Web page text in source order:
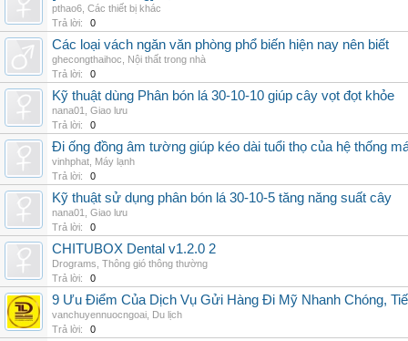
pthao6 Các thiết bị khác
Trả lời:
0
Các loại vách ngăn văn phòng phổ biến hiện nay nên biết
ghecongthaihoc
Nội thất trong nhà
Trả lời:
0
Kỹ thuật dùng Phân bón lá 30-10-10 giúp cây vọt đọt khỏe
nana01
Giao lưu
Trả lời:
0
Đi ống đồng âm tường giúp kéo dài tuổi thọ của hệ thống
vinhphat Máy lạnh
Trả lời:
0
Kỹ thuật sử dụng phân bón lá 30-10-5 tăng năng suất cây
nana01
Giao lưu
Trả lời:
0
CHITUBOX Dental v1.2.0 2
Drograms Thông gió thông thường
Trả lời:
0
9 Ưu Điểm Của Dịch Vụ Gửi Hàng Đi Mỹ Nhanh Chóng,
vanchuyennuocngoai Du lịch
Trả lời:
0